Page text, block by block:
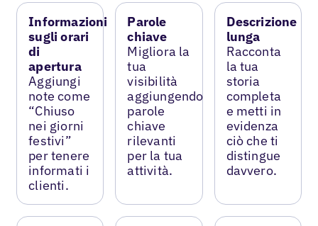
Informazioni
sugli orari
di
apertura
Aggiungi
note come
“Chiuso
nei giorni
festivi”
per tenere
informati i
clienti.
Parole
chiave
Migliora la
tua
visibilità
aggiungendo
parole
chiave
rilevanti
per la tua
attività.
Descrizione
lunga
Racconta
la tua
storia
completa
e metti in
evidenza
ciò che ti
distingue
davvero.